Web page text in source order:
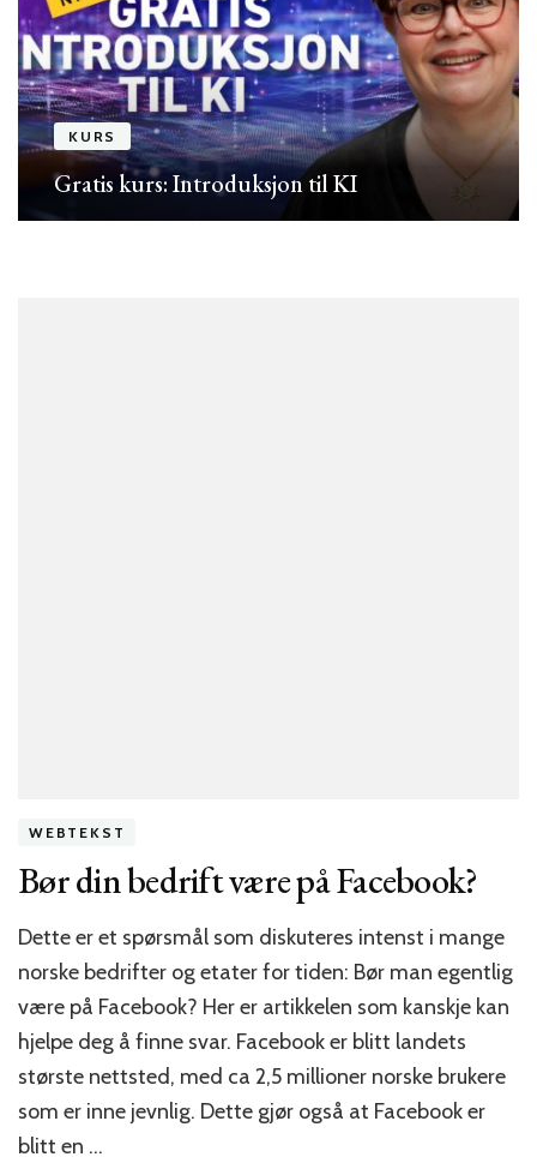
KURS
Gratis kurs: Introduksjon til KI
WEBTEKST
Bør din bedrift være på Facebook?
Dette er et spørsmål som diskuteres intenst i mange
norske bedrifter og etater for tiden: Bør man egentlig
være på Facebook? Her er artikkelen som kanskje kan
hjelpe deg å finne svar. Facebook er blitt landets
største nettsted, med ca 2,5 millioner norske brukere
som er inne jevnlig. Dette gjør også at Facebook er
blitt en …